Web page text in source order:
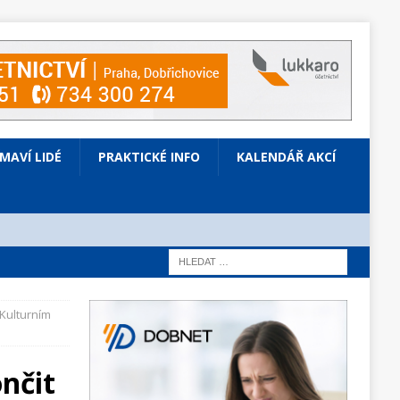
LIDÉ PRAKTICKÉ INFO KALENDÁŘ AKCÍ